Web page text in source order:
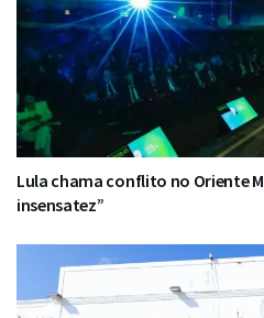
Lula chama conflito no Oriente
insensatez”